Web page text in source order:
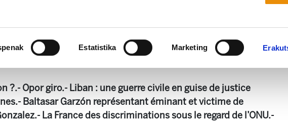
Estatistika Marketing
?.- Opor giro.- Liban : une guerre civile en guise de justice
Baltasar Garzón représentant éminant et victime de
La France des discriminations sous le regard de l’ONU.-